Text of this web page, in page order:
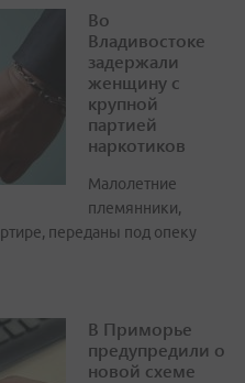
Во
Владивостоке
задержали
женщину с
крупной
партией
наркотиков
Малолетние
племянники,
переданы под опеку
В Приморье
предупредили о
новой схеме